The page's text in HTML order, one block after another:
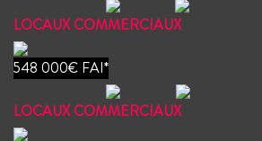
LOCAUX COMMERCIAUX
548 000€ FAI*
LYON 2 - EMPLACEMENT N°1 A CEDER
LOCAUX COMMERCIAUX